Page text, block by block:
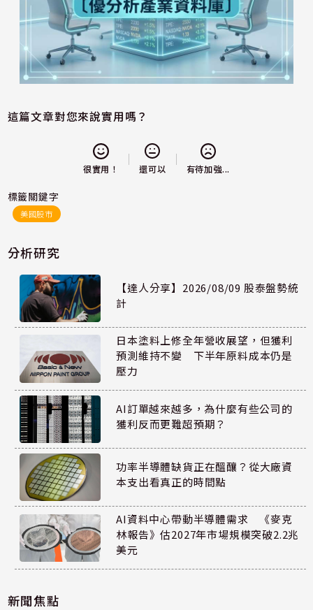
這篇文章對您來說實用嗎？
很實用！ 還可以 有待加強...
標籤關鍵字
美國股市
分析研究
【達人分享】2026/08/09 股泰盤勢統
計
日本塗料上修全年營收展望，但獲利
預測維持不變 下半年原料成本仍是
壓力
AI訂單越來越多，為什麼有些公司的
獲利反而更難超預期？
功率半導體缺貨正在醞釀？從大廠資
本支出看真正的時間點
AI資料中心帶動半導體需求 《麥克
林報告》估2027年市場規模突破2.2兆
美元
新聞焦點